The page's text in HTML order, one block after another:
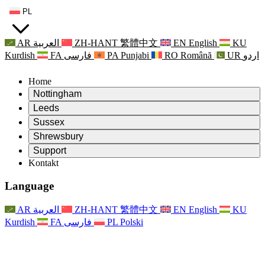
PL
AR العربية ZH-HANT 繁體中文 EN English
KU
Kurdish
FA فارسی PA Punjabi RO Română UR اردو
Home
Nottingham
Review
Przewodniczący Przeglądu
Niezależny zespół recenzentów
Zakres uprawnień
Raport końcowy z niezależnego przeglądu
Często zadawane pytania
Proces przekazywania informacji zwrotnych przez rodzinę
Biuletyny informacyjne
Opt Out
Leeds
Review
Przewodniczący Przeglądu
Niezależny zespół recenzentów
Zakres wymagań i obowiązków
Kontakt
Wsparcie psychologiczne dla rodzin
Aktualizacje dla rodzin
Zdarzenia
For Staff
Wsparcie dla personelu
Sussex
Review
Przewodniczący Przeglądu
Niezależny zespół recenzentów
Zakres uprawnień
For Families
Aktualizacje dla rodzin
Zdarzenia
Shrewsbury
Review
Zakres zadań w zakresie oceny macierzyństwa
Raport końcowy z niezależnego przeglądu
Pierwszy raport z niezależnego przeglądu
For Families
Aktualizacje
Support
Leeds
Nottingham
Rodzinna Służba Wsparcia Psychologicznego
Wsparcie w sytuacjach kryzysowych związanych ze
zdrowiem psychicznym
Usługi regionalne Nottingham
Kontakt
Language
AR العربية ZH-HANT 繁體中文 EN English
KU
Kurdish
FA فارسی PL Polski